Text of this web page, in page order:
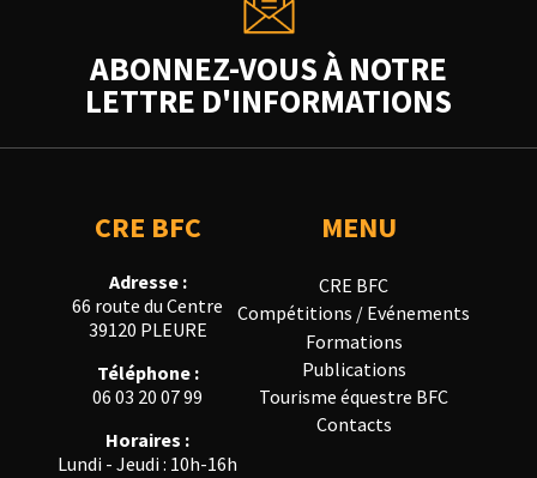
ABONNEZ-VOUS À NOTRE
LETTRE D'INFORMATIONS
CRE BFC
Adresse :
66 route du Centre
39120 PLEURE
Téléphone :
06 03 20 07 99
Horaires :
Lundi - Jeudi : 10h-16h
MENU
CRE BFC
Compétitions / Evénements
Formations
Publications
Tourisme équestre BFC
Contacts